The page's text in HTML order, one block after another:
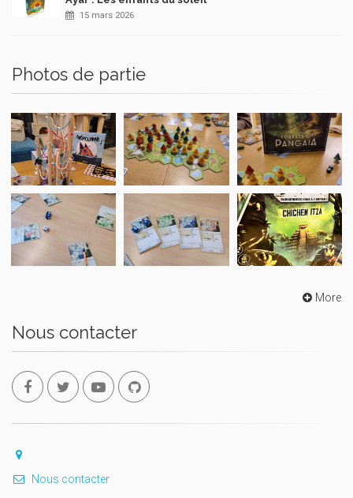
15 mars 2026
Photos de partie
More
Nous contacter
Nous contacter